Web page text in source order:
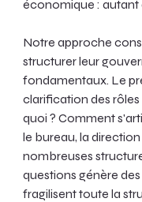
économique : autant
Notre approche
structurer leur
fondamentaux. Le
clarification des
quoi ? Comment
le bureau, la
nombreuses
questions génère
fragilisent toute la